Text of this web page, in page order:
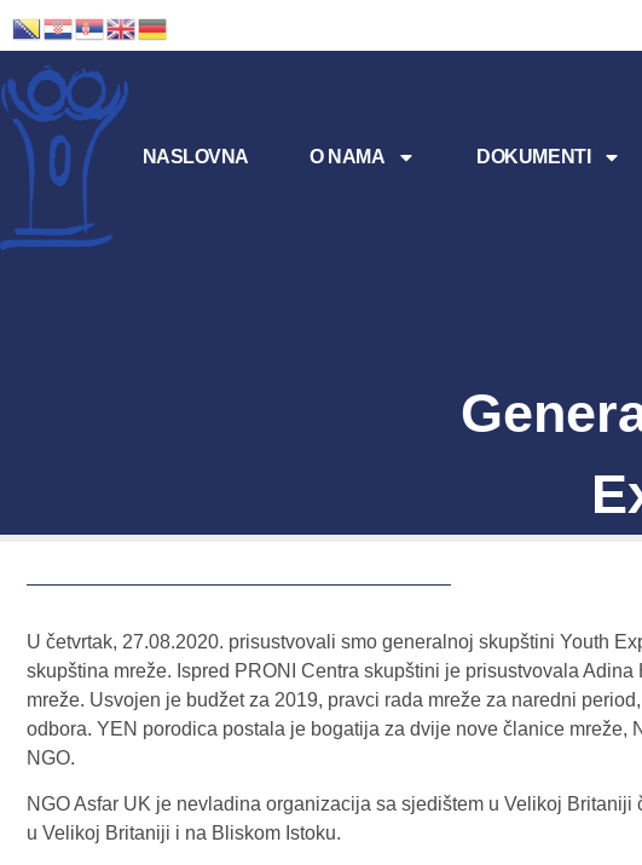
NASLOVNA O NAMA DOKUMENTI
U četvrtak, 27.08.2020. prisustvovali smo generalnoj skupštini Youth
skupština mreže. Ispred PRONI Centra skupštini je prisustvovala
mreže. Usvojen je budžet za 2019, pravci rada mreže za naredni
odbora. YEN porodica postala je bogatija za dvije nove članice mreže,
NGO.
NGO Asfar UK je nevladina organizacija sa sjedištem u Velikoj
u Velikoj Britaniji i na Bliskom Istoku.